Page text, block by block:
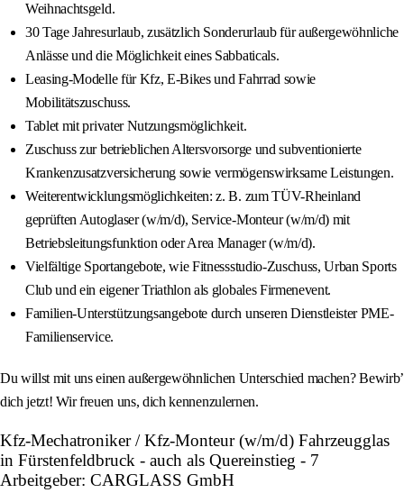
Weihnachtsgeld.
30 Tage Jahresurlaub, zusätzlich Sonderurlaub für außergewöhnliche
Anlässe und die Möglichkeit eines Sabbaticals.
Leasing-Modelle für Kfz, E-Bikes und Fahrrad sowie
Mobilitätszuschuss.
Tablet mit privater Nutzungsmöglichkeit.
Zuschuss zur betrieblichen Altersvorsorge und subventionierte
Krankenzusatzversicherung sowie vermögenswirksame Leistungen.
Weiterentwicklungsmöglichkeiten: z. B. zum TÜV-Rheinland
geprüften Autoglaser (w/m/d), Service-Monteur (w/m/d) mit
Betriebsleitungsfunktion oder Area Manager (w/m/d).
Vielfältige Sportangebote, wie Fitnessstudio-Zuschuss, Urban Sports
Club und ein eigener Triathlon als globales Firmenevent.
Familien-Unterstützungsangebote durch unseren Dienstleister PME-
Familienservice.
Du willst mit uns einen außergewöhnlichen Unterschied machen? Bewirb’
dich jetzt! Wir freuen uns, dich kennenzulernen.
Kfz-Mechatroniker / Kfz-Monteur (w/m/d) Fahrzeugglas
in Fürstenfeldbruck - auch als Quereinstieg - 7
Arbeitgeber: CARGLASS GmbH